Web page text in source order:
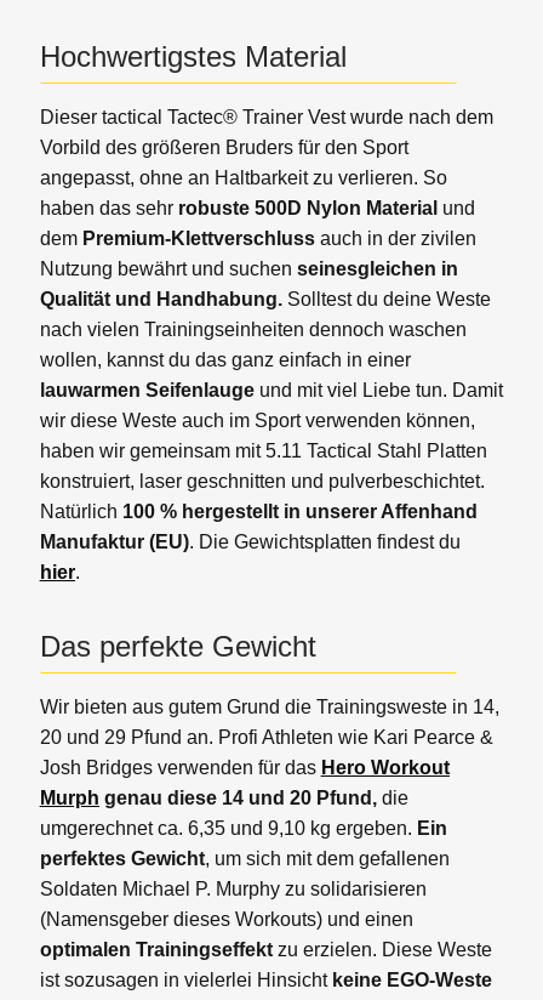
Hochwertigstes Material
Dieser tactical Tactec® Trainer Vest wurde nach dem
Vorbild des größeren Bruders für den Sport
angepasst, ohne an Haltbarkeit zu verlieren. So
haben das sehr robuste 500D Nylon Material und
dem Premium-Klettverschluss auch in der zivilen
Nutzung bewährt und suchen seinesgleichen in
Qualität und Handhabung. Solltest du deine Weste
nach vielen Trainingseinheiten dennoch waschen
wollen, kannst du das ganz einfach in einer
lauwarmen Seifenlaugeund mit viel Liebe tun. Damit
wir diese Weste auch im Sport verwenden können,
haben wir gemeinsam mit 5.11 Tactical Stahl Platten
konstruiert, laser geschnitten und pulverbeschichtet.
Natürlich 100 % hergestellt in unserer Affenhand
Manufaktur (EU). Die Gewichtsplatten findest du
hier.
Das perfekte Gewicht
Wir bieten aus gutem Grund die Trainingsweste in 14,
20 und 29 Pfund an. Profi Athleten wie Kari Pearce &
Josh Bridges verwenden für das Hero Workout
Murph genau diese 14 und 20 Pfund,die
umgerechnet ca. 6,35 und 9,10 kg ergeben. Ein
perfektes Gewicht, um sich mit dem gefallenen
Soldaten Michael P. Murphy zu solidarisieren
(Namensgeber dieses Workouts) und einen
optimalen Trainingseffektzu erzielen. Diese Weste
ist sozusagen in vielerlei Hinsicht keine EGO-Weste